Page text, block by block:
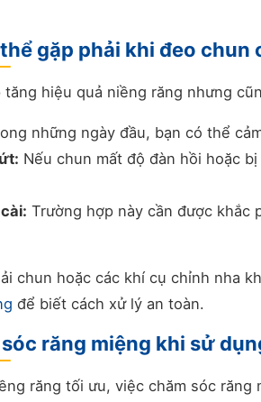
gặp phải khi đeo chun
hiệu quả niềng răng nhưng
những ngày đầu, bạn có thể
Nếu chun mất độ đàn hồi hoặc
Trường hợp này cần được khắc
chun hoặc các khí cụ chỉnh nha
để biết cách xử lý an toàn.
răng miệng khi sử
răng tối ưu, việc chăm sóc